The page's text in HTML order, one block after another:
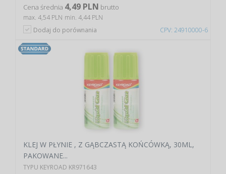
CPV: 24910000-6
Cena średnia 4,49 PLN brutto
max. 4,54 PLN min. 4,44 PLN
Dodaj do porównania
KLEJ W PŁYNIE , Z GĄBCZASTĄ KOŃCÓWKĄ, 30ML,
PAKOWANE...
TYPU KEYROAD KR971643